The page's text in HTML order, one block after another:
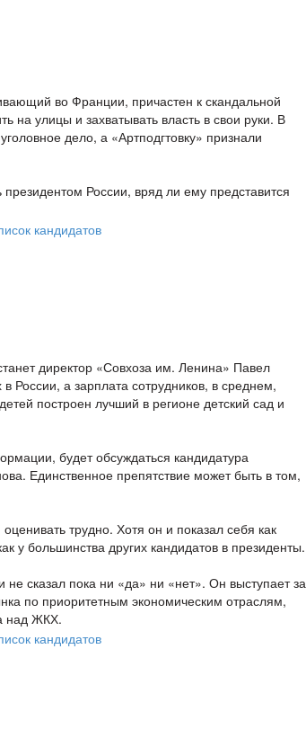
во Франции, причастен к скандальной
на улицы и захватывать власть в свои руки. В
дело, а «Артподгтовку» признали
России, вряд ли ему представится
директор «Совхоза им. Ленина» Павел
России, а зарплата сотрудников, в среднем,
построен лучший в регионе детский сад и
будет обсуждаться кандидатура
Единственное препятствие может быть в том,
трудно. Хотя он и показал себя как
у большинства других кандидатов в президенты.
сказал пока ни «да» ни «нет». Он выступает за
по приоритетным экономическим отраслям,
над ЖКХ.